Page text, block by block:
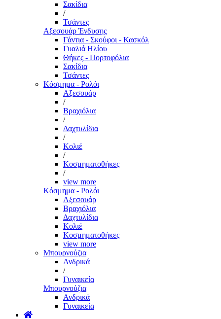
Σακίδια
/
Τσάντες
Αξεσουάρ Ένδυσης
Γάντια - Σκούφοι - Κασκόλ
Γυαλιά Ηλίου
Θήκες - Πορτοφόλια
Σακίδια
Τσάντες
Κόσμημα - Ρολόι
Αξεσουάρ
/
Βραχιόλια
/
Δαχτυλίδια
/
Κολιέ
/
Κοσμηματοθήκες
/
view more
Κόσμημα - Ρολόι
Αξεσουάρ
Βραχιόλια
Δαχτυλίδια
Κολιέ
Κοσμηματοθήκες
view more
Μπουρνούζια
Ανδρικά
/
Γυναικεία
Μπουρνούζια
Ανδρικά
Γυναικεία